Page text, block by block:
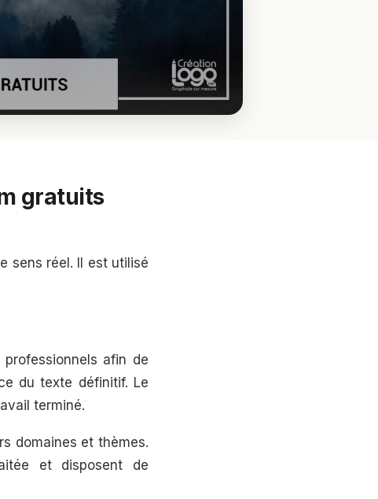
gratuits
sens réel. Il est utilisé
afin de
du texte définitif. Le
terminé.
domaines et thèmes.
et disposent de